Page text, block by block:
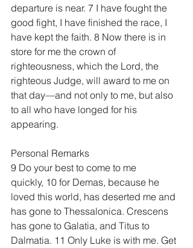
departure is near. 7 I have fought the
good fight, I have finished the race, I
have kept the faith. 8 Now there is in
store for me the crown of
righteousness, which the Lord, the
righteous Judge, will award to me on
that day—and not only to me, but also
to all who have longed for his
appearing.
Personal Remarks
9 Do your best to come to me
quickly, 10 for Demas, because he
loved this world, has deserted me and
has gone to Thessalonica. Crescens
has gone to Galatia, and Titus to
Dalmatia. 11 Only Luke is with me. Get